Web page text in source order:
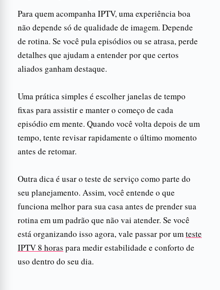
Para quem acompanha IPTV, uma experiência boa
não depende só de qualidade de imagem. Depende
de rotina. Se você pula episódios ou se atrasa, perde
detalhes que ajudam a entender por que certos
aliados ganham destaque.
Uma prática simples é escolher janelas de tempo
fixas para assistir e manter o começo de cada
episódio em mente. Quando você volta depois de um
tempo, tente revisar rapidamente o último momento
antes de retomar.
Outra dica é usar o teste de serviço como parte do
seu planejamento. Assim, você entende o que
funciona melhor para sua casa antes de prender sua
rotina em um padrão que não vai atender. Se você
está organizando isso agora, vale passar por umteste
IPTV 8 horas para medir estabilidade e conforto de
uso dentro do seu dia.